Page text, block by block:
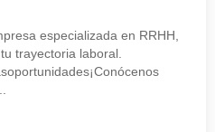
especializada en RRHH,
trayectoria laboral.